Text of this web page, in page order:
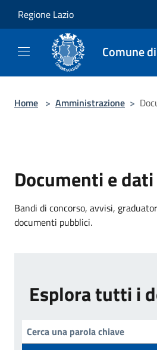
Regione Lazio
Comune
Home > Amministrazione >
Documenti e dati
Bandi di concorso, avvisi,
documenti pubblici.
Esplora tutti i